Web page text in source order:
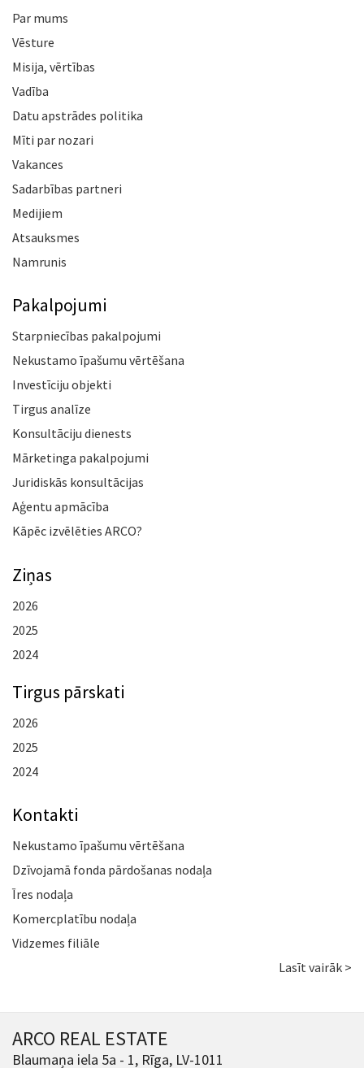
Par mums
Vēsture
Misija, vērtības
Vadība
Datu apstrādes politika
Mīti par nozari
Vakances
Sadarbības partneri
Medijiem
Atsauksmes
Namrunis
Pakalpojumi
Starpniecības pakalpojumi
Nekustamo īpašumu vērtēšana
Investīciju objekti
Tirgus analīze
Konsultāciju dienests
Mārketinga pakalpojumi
Juridiskās konsultācijas
Aģentu apmācība
Kāpēc izvēlēties ARCO?
Ziņas
2026
2025
2024
Tirgus pārskati
2026
2025
2024
Kontakti
Nekustamo īpašumu vērtēšana
Dzīvojamā fonda pārdošanas nodaļa
Īres nodaļa
Komercplatību nodaļa
Vidzemes filiāle
Lasīt vairāk >
ARCO REAL ESTATE
Blaumaņa iela 5a - 1, Rīga, LV-1011